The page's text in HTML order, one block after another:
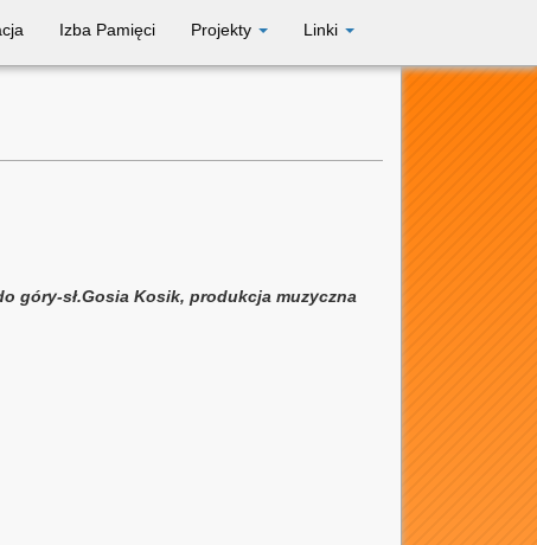
Izba Pamięci Projekty Linki
góry-sł.Gosia Kosik, produkcja muzyczna